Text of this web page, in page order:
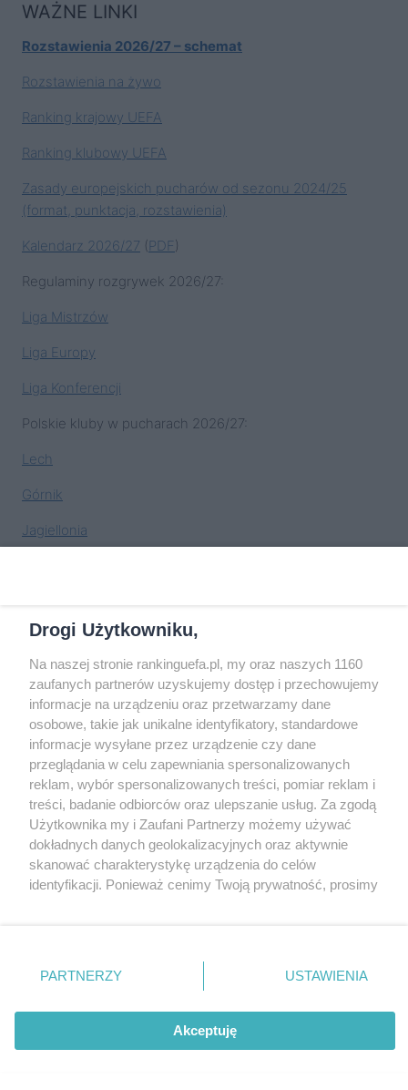
WAŻNE LINKI
Rozstawienia 2026/27 – schemat
Rozstawienia na żywo
Ranking krajowy UEFA
Ranking klubowy UEFA
Zasady europejskich pucharów od sezonu 2024/25
(format, punktacja, rozstawienia)
Kalendarz 2026/27 (PDF)
Regulaminy rozgrywek 2026/27:
Liga Mistrzów
Liga Europy
Liga Konferencji
Polskie kluby w pucharach 2026/27:
Lech
Górnik
Jagiellonia
„Access list” 2026/27 (podział miejsc w pucharach)
Zmiany w europejskich pucharach od sezonu 2024/25
Wkład klubów we współczynnik krajowy
OBSERWUJ
OSTATNIE WPISY
Hapoel Tel Awiw, czyli znowu mecz na
Węgrzech
Hammarby – niedobrana para z trofeami i
europejskimi pucharami
KÍ – zlekceważyć łatwo, wygrać, zwłaszcza na
Ta strona korzysta z ciasteczek aby świadczyć usługi na
Zgoda
Drogi Użytkowniku,
Na naszej stronie rankinguefa.pl, my oraz naszych 1160
zaufanych partnerów uzyskujemy dostęp i przechowujemy
informacje na urządzeniu oraz przetwarzamy dane
osobowe, takie jak unikalne identyfikatory, standardowe
informacje wysyłane przez urządzenie czy dane
przeglądania w celu zapewniania spersonalizowanych
reklam, wybór spersonalizowanych treści, pomiar reklam i
treści, badanie odbiorców oraz ulepszanie usług. Za zgodą
Użytkownika my i Zaufani Partnerzy możemy używać
dokładnych danych geolokalizacyjnych oraz aktywnie
skanować charakterystykę urządzenia do celów
identyfikacji. Ponieważ cenimy Twoją prywatność, prosimy
prywatności znajdujący się w lewym dolnym rogu strony
. Niektóre rodzaje przetwarzania danych nie wymagają
zgody użytkownika, ale masz prawo sprzeciwić się
takiemu przetwarzaniu. Preferencje będą miały
zastosowania tylko na tej witrynie.
PARTNERZY USTAWIENIA
Akceptuję